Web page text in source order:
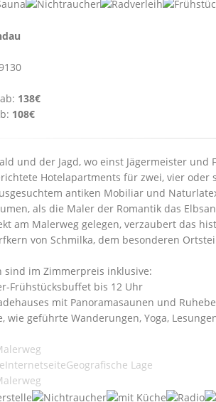
138€
108€
und der Jagd, wo einst Jägermeister
Hotelapartments für zwei, vier
antiken Mobiliar und
als die Maler der Romantik das
am Malerweg gelegen, verzaubert das
von Schmilka, dem besonderen
sind im Zimmerpreis inklusive:
Frühstücksbuffet bis 12 Uhr
mit Panoramasaunen und
wie geführte Wanderungen, Yoga,
InternetseiteGeografische Lage